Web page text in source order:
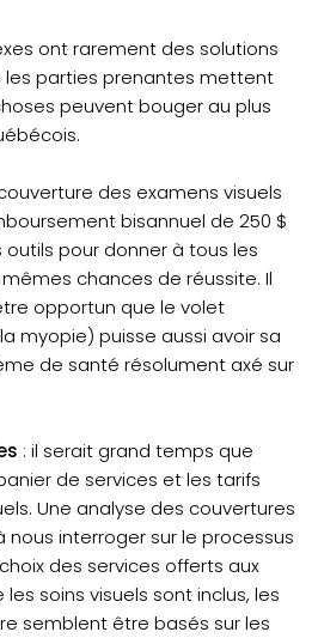
ont rarement des solutions
les parties prenantes mettent
peuvent bouger au plus
des examens visuels
bisannuel de 250 $
pour donner à tous les
chances de réussite. Il
opportun que le volet
myopie) puisse aussi avoir sa
de santé résolument axé sur
: il serait grand temps que
de services et les tarifs
Une analyse des couvertures
interroger sur le processus
des services offerts aux
soins visuels sont inclus, les
semblent être basés sur les